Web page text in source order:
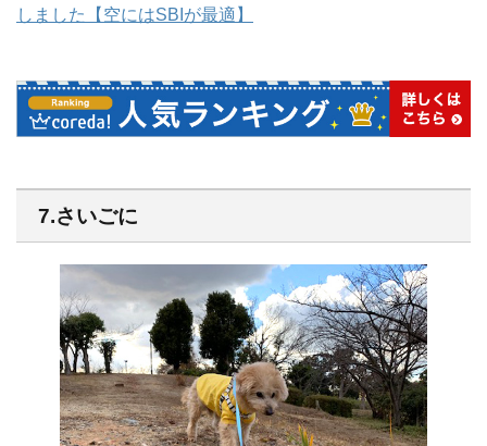
しました【空にはSBIが最適】
7.さいごに